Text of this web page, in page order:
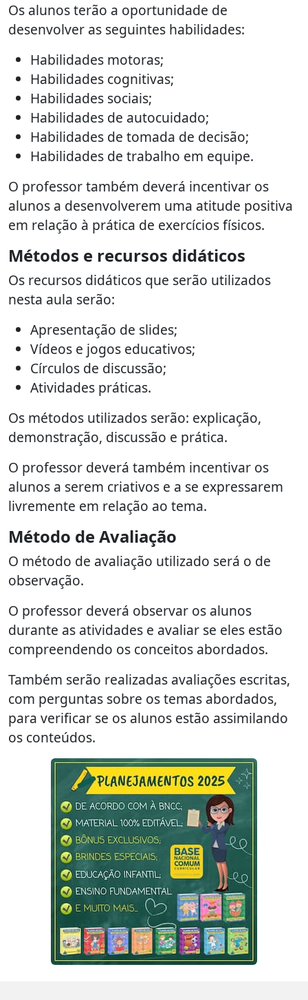
Os alunos terão a oportunidade de
desenvolver as seguintes habilidades:
Habilidades motoras;
Habilidades cognitivas;
Habilidades sociais;
Habilidades de autocuidado;
Habilidades de tomada de decisão;
Habilidades de trabalho em equipe.
O professor também deverá incentivar os
alunos a desenvolverem uma atitude positiva
em relação à prática de exercícios físicos.
Métodos e recursos didáticos
Os recursos didáticos que serão utilizados
nesta aula serão:
Apresentação de slides;
Vídeos e jogos educativos;
Círculos de discussão;
Atividades práticas.
Os métodos utilizados serão: explicação,
demonstração, discussão e prática.
O professor deverá também incentivar os
alunos a serem criativos e a se expressarem
livremente em relação ao tema.
Método de Avaliação
O método de avaliação utilizado será o de
observação.
O professor deverá observar os alunos
durante as atividades e avaliar se eles estão
compreendendo os conceitos abordados.
Também serão realizadas avaliações escritas,
com perguntas sobre os temas abordados,
para verificar se os alunos estão assimilando
os conteúdos.